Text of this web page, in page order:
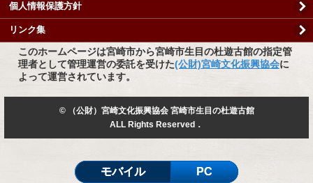
個人情報保護方針
リンク集
このホームページは宮崎市から宮崎市生目の杜遊古館の指定管
理者として管理運営の委託を受けた(公財)宮崎文化振興協会に
よって運営されています。
© （公財）宮崎文化振興協会 宮崎市生目の杜遊古館
ALL Rights Reserved．
モバイル PC